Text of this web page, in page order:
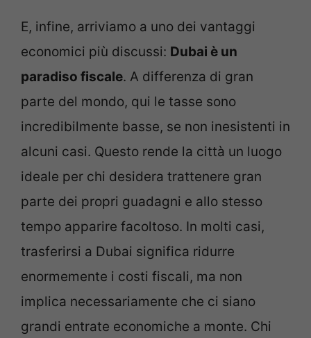
E, infine, arriviamo a uno dei vantaggi
economici più discussi: Dubai è un
paradiso fiscale. A differenza di gran
parte del mondo, qui le tasse sono
incredibilmente basse, se non inesistenti in
alcuni casi. Questo rende la città un luogo
ideale per chi desidera trattenere gran
parte dei propri guadagni e allo stesso
tempo apparire facoltoso. In molti casi,
trasferirsi a Dubai significa ridurre
enormemente i costi fiscali, ma non
implica necessariamente che ci siano
grandi entrate economiche a monte. Chi